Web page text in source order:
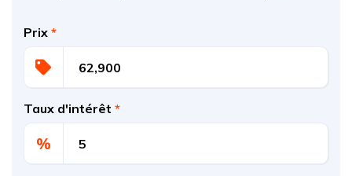
Prix *
Taux d'intérêt *
%